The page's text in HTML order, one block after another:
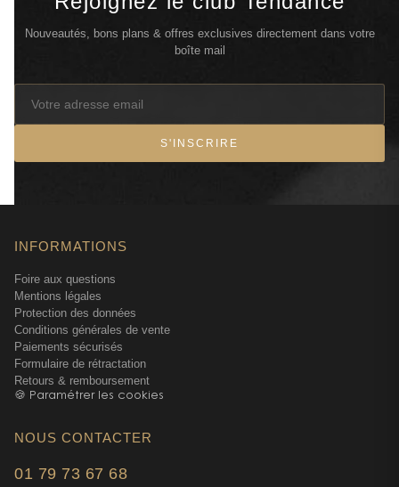
Nouveautés, bons plans & offres exclusives directement dans votre
boîte mail
S'INSCRIRE
INFORMATIONS
Foire aux questions
Mentions légales
Protection des données
Conditions générales de vente
Paiements sécurisés
Formulaire de rétractation
Retours & remboursement
🍪 Paramétrer les cookies
NOUS CONTACTER
01 79 73 67 68